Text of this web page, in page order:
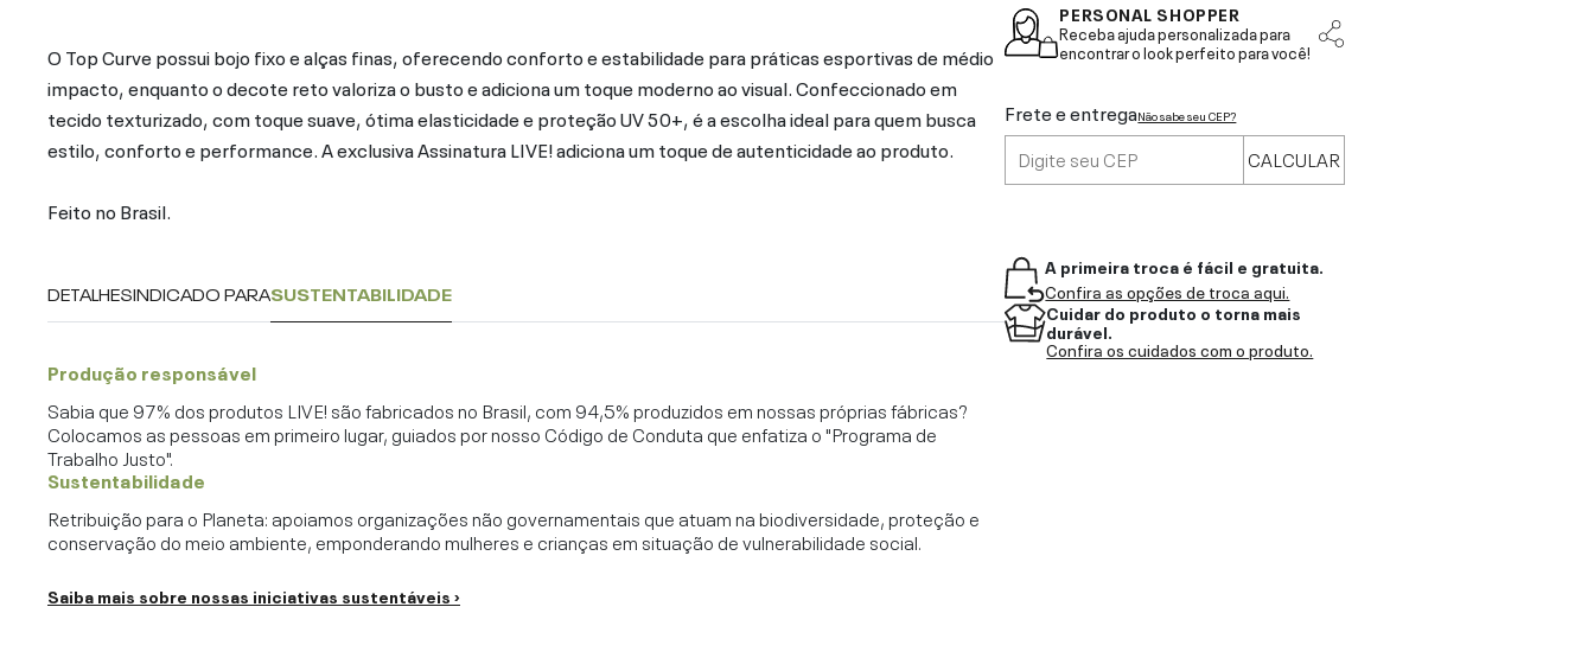
O Top Curve possui bojo fixo e alças finas, oferecendo conforto e estabilidade para práticas esportivas de médio
impacto, enquanto o decote reto valoriza o busto e adiciona um toque moderno ao visual. Confeccionado em
tecido texturizado, com toque suave, ótima elasticidade e proteção UV 50+, é a escolha ideal para quem busca
estilo, conforto e performance. A exclusiva Assinatura LIVE! adiciona um toque de autenticidade ao produto.
Feito no Brasil.
DETALHESINDICADO PARASUSTENTABILIDADE
Produção responsável
Sabia que 97% dos produtos LIVE! são fabricados no Brasil, com 94,5% produzidos em nossas próprias fábricas?
Colocamos as pessoas em primeiro lugar, guiados por nosso Código de Conduta que enfatiza o "Programa de
Trabalho Justo".
Sustentabilidade
Retribuição para o Planeta: apoiamos organizações não governamentais que atuam na biodiversidade, proteção e
conservação do meio ambiente, emponderando mulheres e crianças em situação de vulnerabilidade social.
Saiba mais sobre nossas iniciativas sustentáveis ›
PERSONAL SHOPPER
Receba ajuda personalizada para
encontrar o look perfeito para você!
Frete e entregaNão sabe seu CEP?
CALCULAR
A primeira troca é fácil e gratuita.
Confira as opções de troca aqui.
Cuidar do produto o torna mais
durável.
Confira os cuidados com o produto.